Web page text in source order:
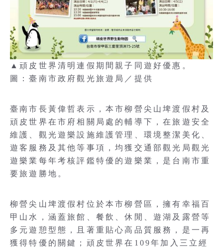
▲頑皮世界清明連假期間親子同遊好優惠。
圖：臺南市政府觀光旅遊局／提供
臺南市長黃偉哲表示，本市柳營尖山埤渡假村及
頑皮世界在市府相關局處的輔導下，在旅遊安全
維護、觀光遊樂設施維護管理、環境整潔美化、
遊客服務及其他等事項，均獲交通部觀光局觀光
遊樂業每年考核評鑑特優的遊樂業，是台南市重
要旅遊勝地。
柳營尖山埤渡假村位於本市柳營區，擁有幸福百
甲山水，涵蓋旅館、餐飲、休閒、遊湖及露營等
多元遊憩型態，且著重貼心高品質服務，是一再
獲得特優的關鍵；頑皮世界在109年加入三立經